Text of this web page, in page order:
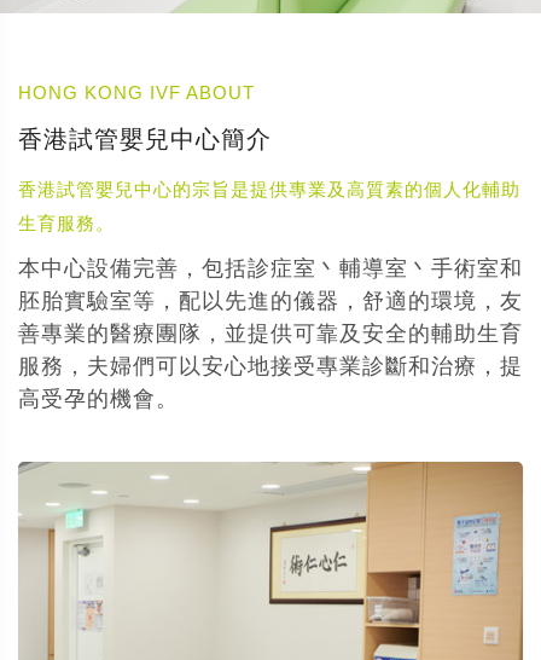
HONG KONG IVF ABOUT
香港試管嬰兒中心簡介
香港試管嬰兒中心的宗旨是提供專業及高質素的個人化輔助
生育服務。
本中心設備完善，包括診症室丶輔導室丶手術室和
胚胎實驗室等，配以先進的儀器，舒適的環境，友
善專業的醫療團隊，並提供可靠及安全的輔助生育
服務，夫婦們可以安心地接受專業診斷和治療，提
高受孕的機會。